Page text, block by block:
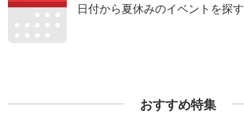
日付から夏休みのイベントを探す
おすすめ特集